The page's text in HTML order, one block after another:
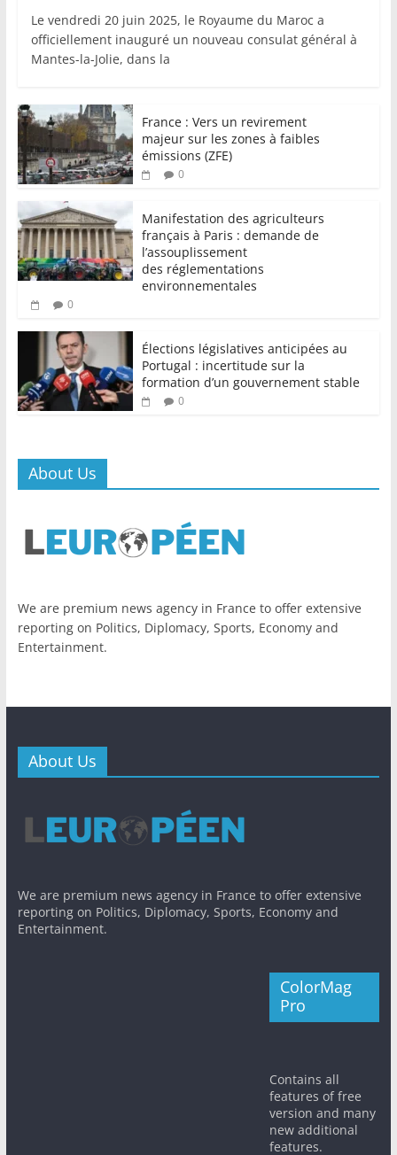
Le vendredi 20 juin 2025, le Royaume du Maroc a
officiellement inauguré un nouveau consulat général à
Mantes-la-Jolie, dans la
France : Vers un revirement
majeur sur les zones à faibles
émissions (ZFE)
0
Manifestation des agriculteurs
français à Paris : demande de
l’assouplissement
des réglementations
environnementales
0
Élections législatives anticipées au
Portugal : incertitude sur la
formation d’un gouvernement stable
0
About Us
We are premium news agency in France to offer extensive
reporting on Politics, Diplomacy, Sports, Economy and
Entertainment.
About Us
We are premium news agency in France to offer extensive
reporting on Politics, Diplomacy, Sports, Economy and
Entertainment.
ColorMag
Pro
Contains all
features of free
version and many
new additional
features.